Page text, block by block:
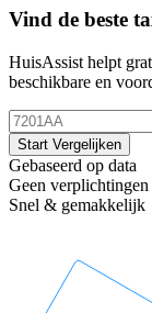
Vind de beste
HuisAssist helpt
beschikbare en
Start Vergelijken
Gebaseerd op data
Geen verplichtingen
Snel & gemakkelijk